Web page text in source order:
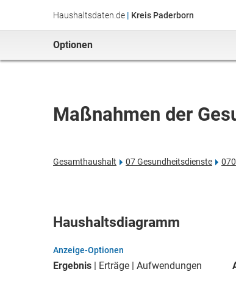
Haushaltsdaten.de | Kreis Paderborn
Optionen
Maßnahmen der
Gesamthaushalt 07 Gesundheitsdienste
Haushaltsdiagramm
Anzeige-Optionen
Ergebnis Erträge Aufwendungen